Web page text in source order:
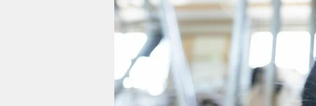
unterstützen
abo
genossenschaft